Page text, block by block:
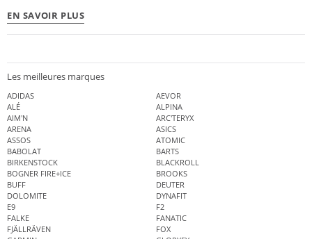
EN SAVOIR PLUS
Les meilleures marques
ADIDAS
AEVOR
ALÉ
ALPINA
AIM'N
ARC'TERYX
ARENA
ASICS
ASSOS
ATOMIC
BABOLAT
BARTS
BIRKENSTOCK
BLACKROLL
BOGNER FIRE+ICE
BROOKS
BUFF
DEUTER
DOLOMITE
DYNAFIT
E9
F2
FALKE
FANATIC
FJÄLLRÄVEN
FOX